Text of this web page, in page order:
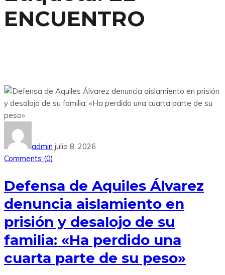
ENCUENTRO
admin julio 8, 2026
Comments (0)
Defensa de Aquiles Álvarez
denuncia aislamiento en
prisión y desalojo de su
familia: «Ha perdido una
cuarta parte de su peso»